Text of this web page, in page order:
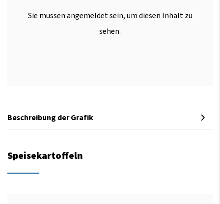
Sie müssen angemeldet sein, um diesen Inhalt zu
sehen.
Beschreibung der Grafik
Speisekartoffeln